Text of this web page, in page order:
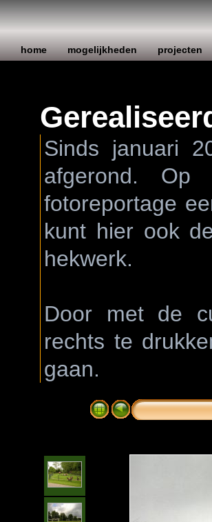
home mogelijkheden projecten
Sinds januari
afgerond.
fotoreportage
kunt hier ook
hekwerk.
Door met de
rechts te
gaan.